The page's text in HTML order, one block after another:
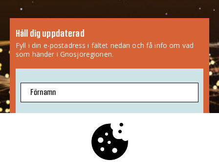
Håll dig uppdaterad
Fyll i din e-postadress i fältet nedan och få info om vad
som händer i Gnosjöregionen.
Förnamn
Jag godkänner att mina uppgifter sparas.